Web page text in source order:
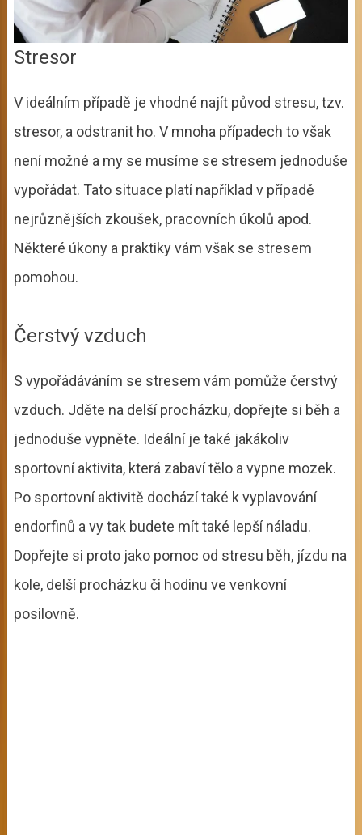
Stresor
V ideálním případě je vhodné najít původ stresu, tzv.
stresor, a odstranit ho. V mnoha případech to však
není možné a my se musíme se stresem jednoduše
vypořádat. Tato situace platí například v případě
nejrůznějších zkoušek, pracovních úkolů apod.
Některé úkony a praktiky vám však se stresem
pomohou.
Čerstvý vzduch
S vypořádáváním se stresem vám pomůže čerstvý
vzduch. Jděte na delší procházku, dopřejte si běh a
jednoduše vypněte. Ideální je také jakákoliv
sportovní aktivita, která zabaví tělo a vypne mozek.
Po sportovní aktivitě dochází také k vyplavování
endorfinů a vy tak budete mít také lepší náladu.
Dopřejte si proto jako pomoc od stresu běh, jízdu na
kole, delší procházku či hodinu ve venkovní
posilovně.